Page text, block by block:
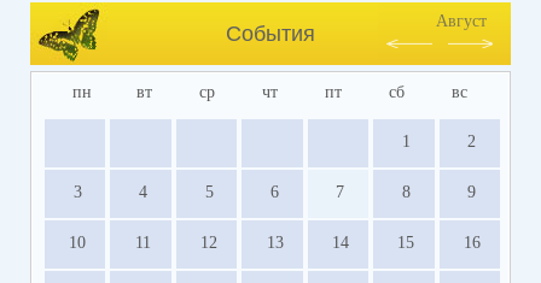
События
Август
пн вт ср чт пт сб вс
1 2
3 4 5 6 7 8 9
10 11 12 13 14 15 16